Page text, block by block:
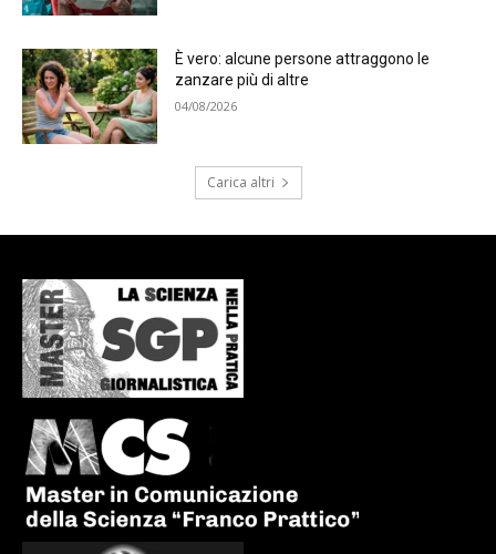
È vero: alcune persone attraggono le
zanzare più di altre
04/08/2026
Carica altri